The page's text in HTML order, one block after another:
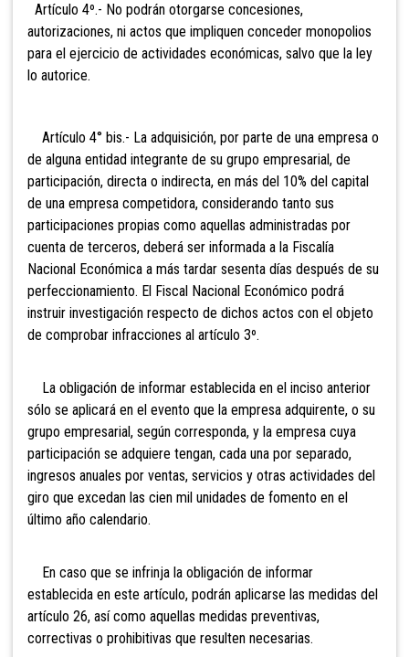
Artículo 4º.- No podrán otorgarse concesiones,
autorizaciones, ni actos que impliquen conceder monopolios
para el ejercicio de actividades económicas, salvo que la ley
lo autorice.
Artículo 4° bis.- La adquisición, por parte de una empresa o
de alguna entidad integrante de su grupo empresarial, de
participación, directa o indirecta, en más del 10% del capital
de una empresa competidora, considerando tanto sus
participaciones propias como aquellas administradas por
cuenta de terceros, deberá ser informada a la Fiscalía
Nacional Económica a más tardar sesenta días después de su
perfeccionamiento. El Fiscal Nacional Económico podrá
instruir investigación respecto de dichos actos con el objeto
de comprobar infracciones al artículo 3º.
La obligación de informar establecida en el inciso anterior
sólo se aplicará en el evento que la empresa adquirente, o su
grupo empresarial, según corresponda, y la empresa cuya
participación se adquiere tengan, cada una por separado,
ingresos anuales por ventas, servicios y otras actividades del
giro que excedan las cien mil unidades de fomento en el
último año calendario.
En caso que se infrinja la obligación de informar
establecida en este artículo, podrán aplicarse las medidas del
artículo 26, así como aquellas medidas preventivas,
correctivas o prohibitivas que resulten necesarias.